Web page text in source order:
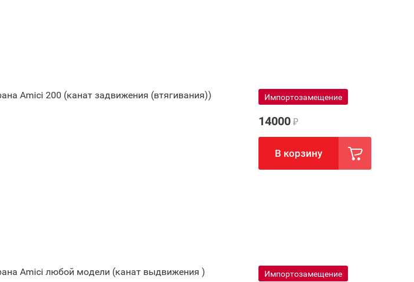
Amici 200 (канат задвижения (втягивания)) Импортозамещение
14000 ₽
В корзину
Amici любой модели (канат выдвижения ) Импортозамещение